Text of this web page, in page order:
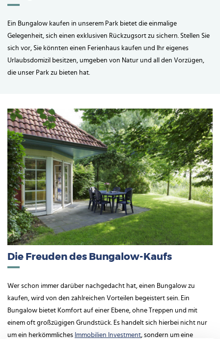
Ein Bungalow kaufen in unserem Park bietet die einmalige
Gelegenheit, sich einen exklusiven Rückzugsort zu sichern. Stellen Sie
sich vor, Sie könnten einen Ferienhaus kaufen und Ihr eigenes
Urlaubsdomizil besitzen, umgeben von Natur und all den Vorzügen,
die unser Park zu bieten hat.
Die Freuden des Bungalow-Kaufs
Wer schon immer darüber nachgedacht hat, einen Bungalow zu
kaufen, wird von den zahlreichen Vorteilen begeistert sein. Ein
Bungalow bietet Komfort auf einer Ebene, ohne Treppen und mit
einem oft großzügigen Grundstück. Es handelt sich hierbei nicht nur
um ein herkömmliches Immobilien Investment, sondern um eine